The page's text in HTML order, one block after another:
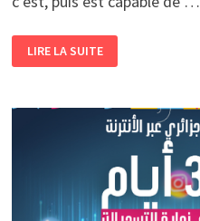
LABS
AMÉLIORE
ROBOTS
NEUROMORPHIQUES
LIRE LA SUITE